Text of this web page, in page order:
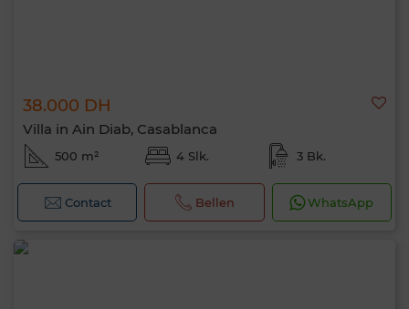
38.000 DH
Villa in Ain Diab, Casablanca
500 m² 4 Slk. 3 Bk.
Contact Bellen WhatsApp